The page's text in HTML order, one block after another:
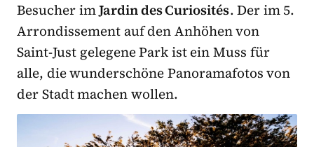
Besucher imJardin des Curiosités. Der im 5.
Arrondissement auf den Anhöhen von
Saint-Just gelegene Park ist ein Muss für
alle, die wunderschöne Panoramafotos von
der Stadt machen wollen.